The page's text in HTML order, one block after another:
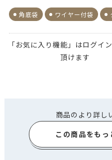
角底袋 ワイヤー付袋
「お気に入り機能」はログイ
頂けます
商品のより詳し
この商品をも